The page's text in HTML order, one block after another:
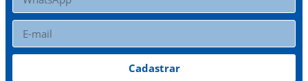
Cadastrar